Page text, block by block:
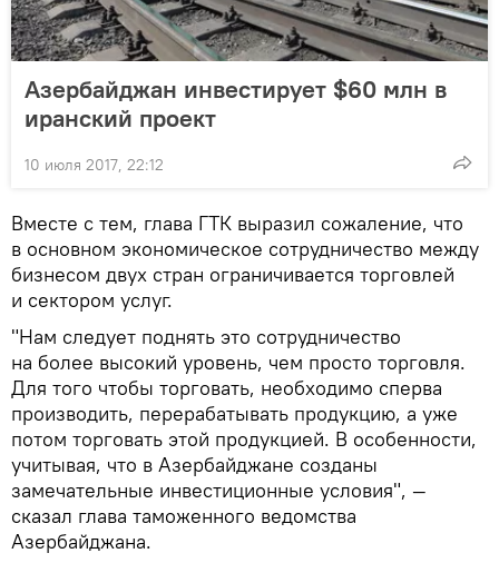
Азербайджан инвестирует $60 млн в
иранский проект
10 июля 2017, 22:12
Вместе с тем, глава ГТК выразил сожаление, что
в основном экономическое сотрудничество между
бизнесом двух стран ограничивается торговлей
и сектором услуг.
"Нам следует поднять это сотрудничество
на более высокий уровень, чем просто торговля.
Для того чтобы торговать, необходимо сперва
производить, перерабатывать продукцию, а уже
потом торговать этой продукцией. В особенности,
учитывая, что в Азербайджане созданы
замечательные инвестиционные условия", —
сказал глава таможенного ведомства
Азербайджана.